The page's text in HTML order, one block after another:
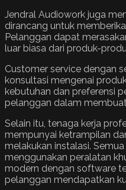
Jendral Audiowork juga
dirancang untuk
Pelanggan dapat
luar biasa dari produk-
Customer service dengan
konsultasi mengenai
kebutuhan dan preferensi
pelanggan dalam
Selain itu, tenaga kerja
mempunyai ketrampilan
melakukan instalasi.
menggunakan peralatan
modern dengan software
pelanggan mendapatkan